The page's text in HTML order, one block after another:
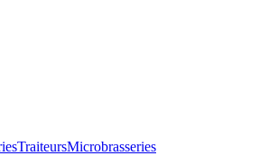
TraiteursMicrobrasseries